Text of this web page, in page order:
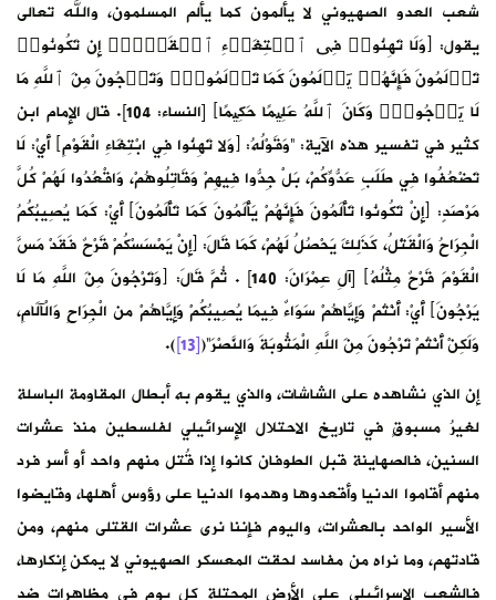
شعب العدو الصهيوني لا يألمون كما يألم المسلمون، والله تعالى
يقول: ﴿وَلَا تَهِنُوا۟ فِی ٱبۡتِغَاۤءِ ٱلۡقَوۡمِۖ إِن تَكُونُوا۟
تَأۡلَمُونَ فَإِنَّهُمۡ یَأۡلَمُونَ كَمَا تَأۡلَمُونَۖ وَتَرۡجُونَ مِنَ ٱللَّهِ مَا
لَا یَرۡجُونَۗ وَكَانَ ٱللَّهُ عَلِیمًا حَكِیمًا﴾ [النساء: 104]. قال الإمام ابن
كثير في تفسير هذه الآية: “وَقَوْلُهُ: ﴿وَلا تَهِنُوا فِي ابْتِغَاءِ الْقَوْمِ﴾ أَيْ: لَا
تَضْعُفُوا فِي طَلَبِ عَدُّوِّكُمْ، بَلْ جِدُّوا فِيهِمْ وَقَاتِلُوهُمْ، وَاقْعُدُوا لَهُمْ كُلَّ
مَرْصَدٍ: ﴿إِنْ تَكُونُوا تَأْلَمُونَ فَإِنَّهُمْ يَأْلَمُونَ كَمَا تَأْلَمُونَ﴾ أَيْ: كَمَا يُصِيبُكُمُ
الْجِرَاحُ وَالْقَتْلُ، كَذَلِكَ يَحْصُلُ لَهُمْ، كَمَا قَالَ: ﴿إِنْ يَمْسَسْكُمْ قَرْحٌ فَقَدْ مَسَّ
الْقَوْمَ قَرْحٌ مِثْلُهُ﴾ [آلِ عِمْرَانَ: 140] . ثُمَّ قَالَ: ﴿وَتَرْجُونَ مِنَ اللَّهِ مَا لَا
يَرْجُونَ﴾ أَيْ: أَنْتُمْ وَإِيَّاهُمْ سَوَاءٌ فِيمَا يُصِيبُكُمْ وَإِيَّاهُمْ من الْجِرَاحِ وَالْآلَامِ،
وَلَكِنْ أَنْتُمْ تَرْجُونَ مِنَ اللَّهِ الْمَثُوبَةَ وَالنَّصْرَ”([13]
).
إن الذي نشاهده على الشاشات، والذي يقوم به أبطال المقاومة الباسلة
لغيرُ مسبوقٍ في تاريخ الاحتلال الإسرائيلي لفلسطين منذ عشرات
السنين، فالصهاينة قبل الطوفان كانوا إذا قُتل منهم واحد أو أسر فرد
منهم أقاموا الدنيا وأقعدوها وهدموا الدنيا على رؤوس أهلها، وقايضوا
الأسير الواحد بالعشرات، واليوم فإننا نرى عشرات القتلى منهم، ومن
قادتهم، وما نراه من مفاسد لحقت المعسكر الصهيوني لا يمكن إنكارها،